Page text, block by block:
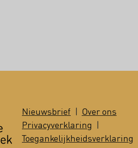
Nieuwsbrief | Over ons
Privacyverklaring |
Toegankelijkheidsverklaring